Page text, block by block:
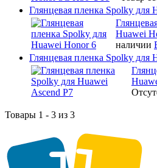
Глянцевая пленка Spolky для
Huawei
наличии
Глянцевая пленка Spolky для
Товары 1 - 3 из 3